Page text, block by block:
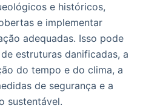
e históricos,
e implementar
adequadas. Isso pode
estruturas danificadas, a
do tempo e do clima, a
de segurança e a
sustentável.